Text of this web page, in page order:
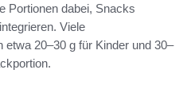
Portionen dabei, Snacks
Viele
etwa 20–30 g für Kinder und 30–